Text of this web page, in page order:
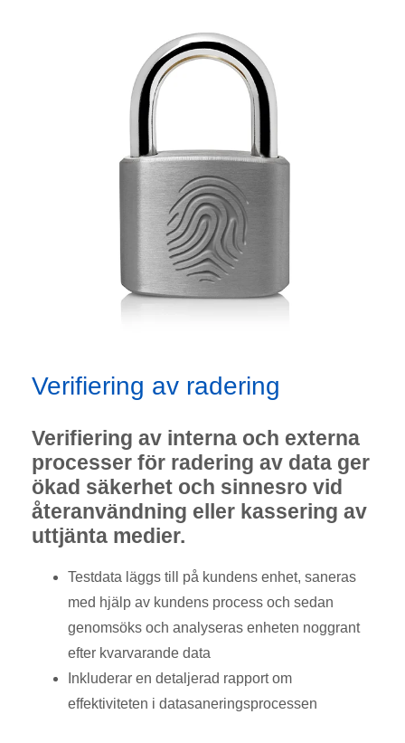
Verifiering av radering
Verifiering av interna och externa
processer för radering av data ger
ökad säkerhet och sinnesro vid
återanvändning eller kassering av
uttjänta medier.
Testdata läggs till på kundens enhet, saneras
med hjälp av kundens process och sedan
genomsöks och analyseras enheten noggrant
efter kvarvarande data
Inkluderar en detaljerad rapport om
effektiviteten i datasaneringsprocessen